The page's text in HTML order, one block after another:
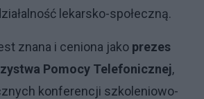
lekarsko-społeczną.
znana i ceniona jako prezes
Pomocy Telefonicznej,
konferencji szkoleniowo-